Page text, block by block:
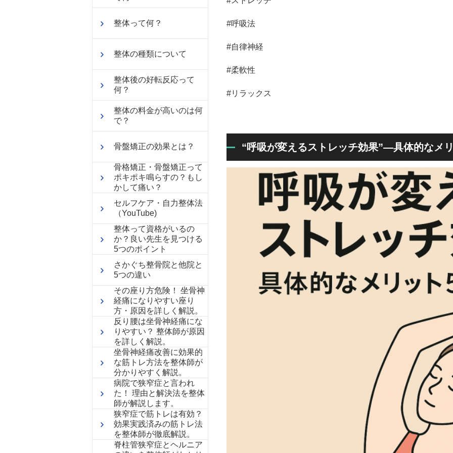
整体って何？
整体の種類について
整体後の好転反応って
何？
整体の料金が高いのは何
で？
骨盤矯正の効果とは？
骨格矯正・骨盤矯正って
ポキポキ鳴らすの？もし
かして痛い？
セルフケア・自力整体法
（YouTube)
整体って資格がいるの
か？良い先生を見つける
5つのポイント
さかぐち整骨院と他院と
5つの違い
その座り方危険！ 坐骨神
経痛になりやすい座り
方・原因を詳しく解説。
反り腰は坐骨神経痛にな
りやすい？ 整体師が原因
を詳しく解説。
坐骨神経痛改善に効果的
な筋トレ方法を整体師が
分かりやすく解説。
病院で狭窄症と言われ
た！ 理由と解決法を整体
師が解説します。
狭窄症で筋トレは有効？
効果実践済みの筋トレ法
を整体師が徹底解説。
脊柱管狭窄症とヘルニア
#呼吸法
#自律神経
#柔軟性
#リラックス
“呼吸が変えるストレッチ効果”—具体的なメ